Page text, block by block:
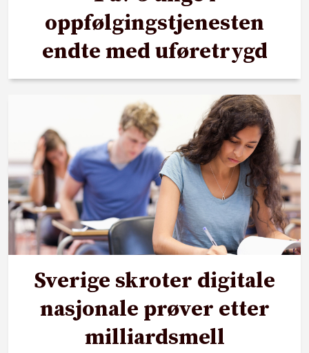
oppfølgingstjenesten
endte med uføretrygd
Sverige skroter digitale
nasjonale prøver etter
milliardsmell